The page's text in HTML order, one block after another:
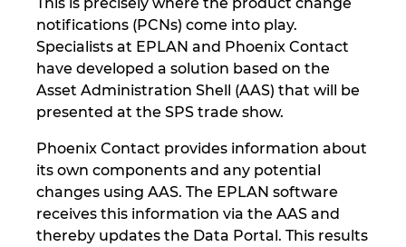
notifications (PCNs) come into play.
Specialists at EPLAN and Phoenix Contact
have developed a solution based on the
Asset Administration Shell (AAS) that will be
presented at the SPS trade show.
Phoenix Contact provides information about
its own components and any potential
changes using AAS. The EPLAN software
receives this information via the AAS and
thereby updates the Data Portal. This results
Ukraine
United Arab Emirates
United Kingdom
United States